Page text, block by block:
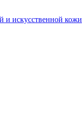
и искусственной кожи